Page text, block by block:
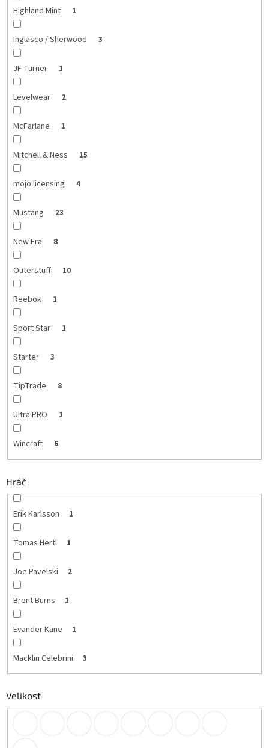
Highland Mint 1
Inglasco / Sherwood 3
JF Turner 1
Levelwear 2
McFarlane 1
Mitchell & Ness 15
mojo licensing 4
Mustang 23
New Era 8
Outerstuff 10
Reebok 1
Sport Star 1
Starter 3
TipTrade 8
Ultra PRO 1
Wincraft 6
Hráč
Erik Karlsson 1
Tomas Hertl 1
Joe Pavelski 2
Brent Burns 1
Evander Kane 1
Macklin Celebrini 3
Velikost